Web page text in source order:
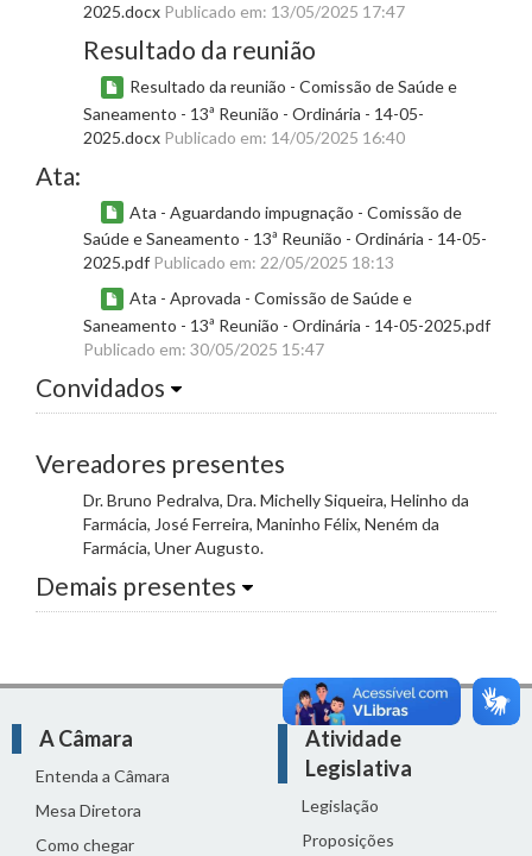
2025.docx Publicado em: 13/05/2025 17:47
Resultado da reunião
Resultado da reunião - Comissão de Saúde e
Saneamento - 13ª Reunião - Ordinária - 14-05-
2025.docx Publicado em: 14/05/2025 16:40
Ata:
Ata - Aguardando impugnação - Comissão de
Saúde e Saneamento - 13ª Reunião - Ordinária - 14-05-
2025.pdf Publicado em: 22/05/2025 18:13
Ata - Aprovada - Comissão de Saúde e
Saneamento - 13ª Reunião - Ordinária - 14-05-2025.pdf
Publicado em: 30/05/2025 15:47
Convidados
Vereadores presentes
Dr. Bruno Pedralva, Dra. Michelly Siqueira, Helinho da
Farmácia, José Ferreira, Maninho Félix, Neném da
Farmácia, Uner Augusto.
Demais presentes
A Câmara
Entenda a Câmara
Mesa Diretora
Como chegar
Atividade
Legislativa
Legislação
Proposições